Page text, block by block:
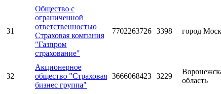
31
Общество с
ограниченной
ответственностью
Страховая компания
"Газпром
страхование"
7702263726 3398 город
32
Акционерное
общество "Страховая
бизнес группа"
3666068423 3229
область